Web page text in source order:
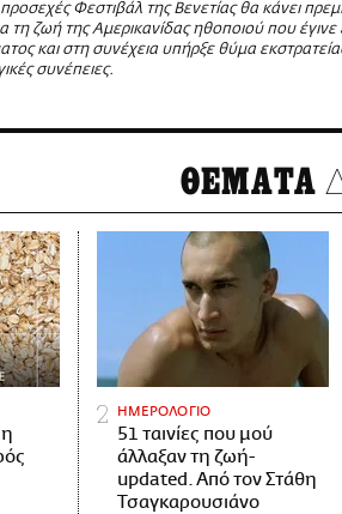
Φεστιβάλ της Βενετίας θα κάνει
τη ζωή της Αμερικανίδας ηθοποιού που
και στη συνέχεια υπήρξε θύμα
συνέπειες.
ΘΕΜΑΤΑ
ΗΜΕΡΟΛΟΓΙΟ
51 ταινίες που μού
άλλαξαν τη ζωή-
updated. Aπό τον Στάθη
Τσαγκαρουσιάνο